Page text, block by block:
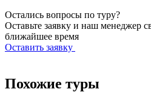
Остались вопросы по туру?
Оставьте заявку и наш менеджер
ближайшее время
Оставить заявку
Похожие туры